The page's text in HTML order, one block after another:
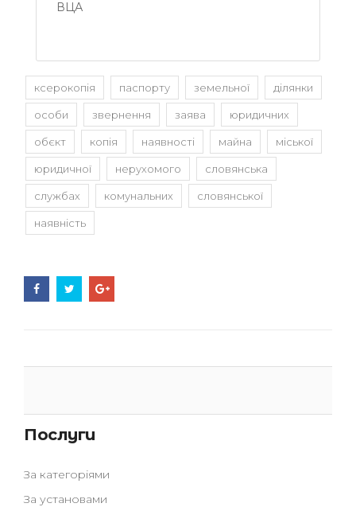
Послуги
За категоріями
За установами
ВЦА
ксерокопія паспорту земельної ділянки
особи звернення заява юридичних
обєкт копія наявності майна міської
юридичної нерухомого словянська
службах комунальних словянської
наявність